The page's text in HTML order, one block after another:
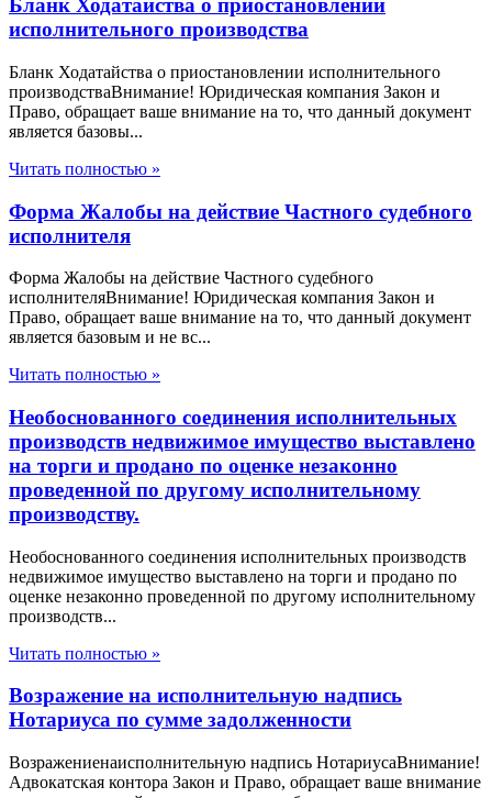
Бланк Ходатайства о приостановлении
исполнительного производства
Бланк Ходатайства о приостановлении исполнительного
производстваВнимание! Юридическая компания Закон и
Право, обращает ваше внимание на то, что данный документ
является базовы...
Читать полностью »
Форма Жалобы на действие Частного судебного
исполнителя
Форма Жалобы на действие Частного судебного
исполнителяВнимание! Юридическая компания Закон и
Право, обращает ваше внимание на то, что данный документ
является базовым и не вс...
Читать полностью »
Необоснованного соединения исполнительных
производств недвижимое имущество выставлено
на торги и продано по оценке незаконно
проведенной по другому исполнительному
производству.
Необоснованного соединения исполнительных производств
недвижимое имущество выставлено на торги и продано по
оценке незаконно проведенной по другому исполнительному
производств...
Читать полностью »
Возражение на исполнительную надпись
Нотариуса по сумме задолженности
Возражениенаисполнительную надпись НотариусаВнимание!
Адвокатская контора Закон и Право, обращает ваше внимание